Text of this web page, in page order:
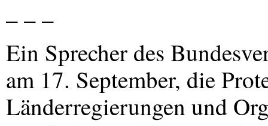
Ein Sprecher des
am 17. September, die
Länderregierungen und